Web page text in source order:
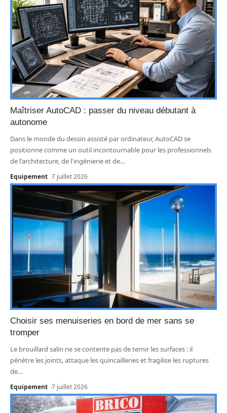
Maîtriser AutoCAD : passer du niveau débutant à
autonome
Dans le monde du dessin assisté par ordinateur, AutoCAD se
positionne comme un outil incontournable pour les professionnels
de l'architecture, de l'ingénierie et de…
Equipement 7 juillet 2026
Choisir ses menuiseries en bord de mer sans se
tromper
Le brouillard salin ne se contente pas de ternir les surfaces : il
pénètre les joints, attaque les quincailleries et fragilise les ruptures
de…
Equipement 7 juillet 2026